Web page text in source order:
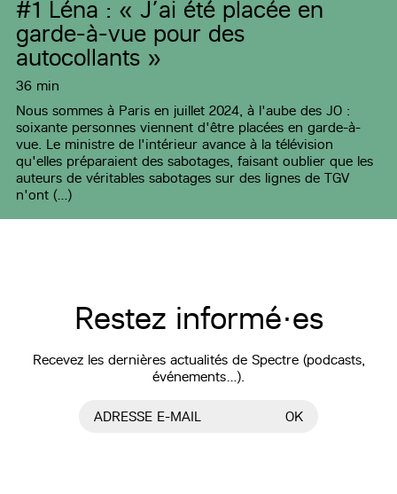
#1 Léna : « J’ai été placée en
garde-à-vue pour des
autocollants »
36 min
Nous sommes à Paris en juillet 2024, à l'aube des JO :
soixante personnes viennent d'être placées en garde-à-
vue. Le ministre de l'intérieur avance à la télévision
qu'elles préparaient des sabotages, faisant oublier que les
auteurs de véritables sabotages sur des lignes de TGV
n'ont (…)
Restez informé·es
Recevez les dernières actualités de Spectre (podcasts,
événements…).
ADRESSE E-MAIL OK